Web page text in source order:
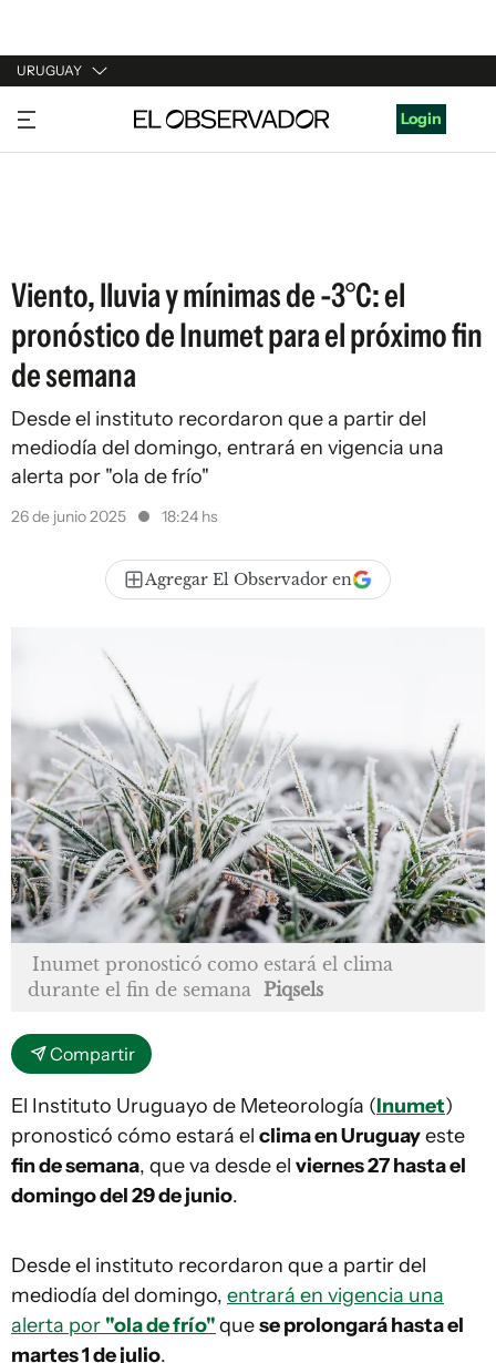
URUGUAY
URUGUAY
ARGENTINA
Login
Viento, lluvia y mínimas de -3°C: el
pronóstico de Inumet para el próximo fin
de semana
Desde el instituto recordaron que a partir del
mediodía del domingo, entrará en vigencia una
alerta por "ola de frío"
26 de junio 2025 18:24 hs
Agregar El Observador en
Inumet pronosticó como estará el clima
durante el fin de semana Piqsels
Compartir
El Instituto Uruguayo de Meteorología (Inumet)
pronosticó cómo estará el clima en Uruguayeste
fin de semana, que va desde el viernes 27 hasta el
domingo del 29 de junio.
Desde el instituto recordaron que a partir del
mediodía del domingo, entrará en vigencia una
alerta por "ola de frío"quese prolongará hasta el
martes 1 de julio.